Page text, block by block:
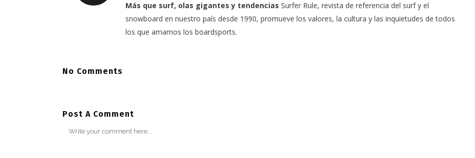
Más que surf, olas gigantes y tendencias Surfer Rule, revista de referencia del surf y el
snowboard en nuestro país desde 1990, promueve los valores, la cultura y las inquietudes de todos
los que amamos los boardsports.
No Comments
Post A Comment